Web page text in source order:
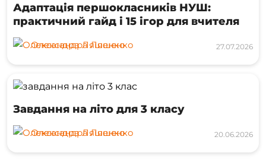
Адаптація першокласників НУШ:
практичний гайд і 15 ігор для вчителя
Олександра Ляшенко 27.07.2026
Завдання на літо для 3 класу
Олександра Ляшенко 20.06.2026